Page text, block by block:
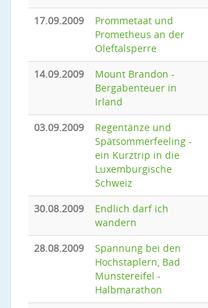
17.09.2009
Prommetaat und
Prometheus an der
Oleftalsperre
14.09.2009
Mount Brandon -
Bergabenteuer in
Irland
03.09.2009
Regentänze und
Spätsommerfeeling -
ein Kurztrip in die
Luxemburgische
Schweiz
30.08.2009
Endlich darf ich
wandern
28.08.2009
Spannung bei den
Hochstaplern, Bad
Münstereifel -
Halbmarathon